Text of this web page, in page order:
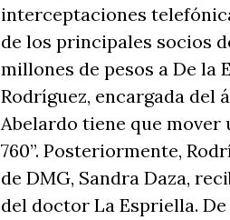
interceptaciones
de los principales socios
millones de pesos a De la
Rodríguez, encargada del
Abelardo tiene que mover
760”. Posteriormente,
de DMG, Sandra Daza,
del doctor La Espriella.